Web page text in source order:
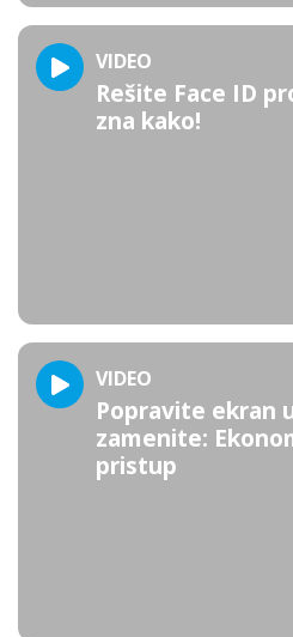
VIDEO
Rešite Face ID
zna kako!
VIDEO
Popravite ekran
zamenite:
pristup